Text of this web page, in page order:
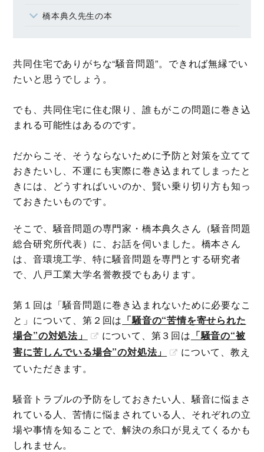
橋本典久先生の本
共同住宅でありがちな“騒音問題”。できれば無縁でい
たいと思うでしょう。
でも、共同住宅に住む限り、誰もがこの問題に巻き込
まれる可能性はあるのです。
だからこそ、そうならないために予防と対策を立てて
おきたいし、不運にも実際に巻き込まれてしまったと
きには、どうすればいいのか、賢い乗り切り方も知っ
ておきたいものです。
そこで、騒音問題の専門家・橋本典久さん（騒音問題
総合研究所代表）に、お話を伺いました。橋本さん
は、音環境工学、特に騒音問題を専門とする研究者
で、八戸工業大学名誉教授でもあります。
第１回は「騒音問題に巻き込まれないために必要なこ
と」について、第２回は 「騒音の“苦情を寄せられた
場合”の対処法」
について、第３回は 「騒音の“被
害に苦しんでいる場合”の対処法」
について、教え
ていただきます。
騒音トラブルの予防をしておきたい人、騒音に悩まさ
れている人、苦情に悩まされている人、それぞれの立
場や事情を知ることで、解決の糸口が見えてくるかも
しれません。